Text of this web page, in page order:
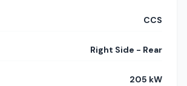
CCS
Right Side - Rear
205 kW